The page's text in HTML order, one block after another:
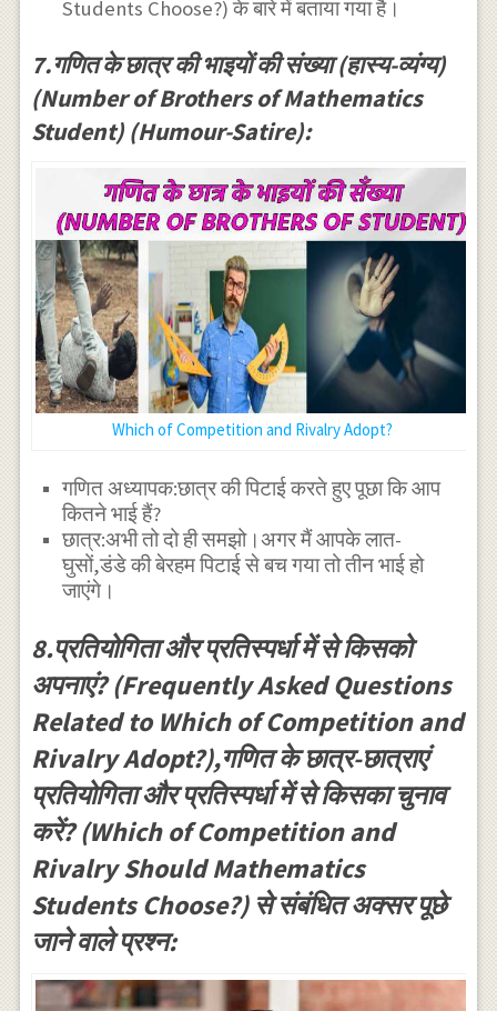
Students Choose?) के बारे में बताया गया है।
7.गणित के छात्र की भाइयों की संख्या (हास्य-व्यंग्य)
(Number of Brothers of Mathematics
Student) (Humour-Satire):
Which of Competition and Rivalry Adopt?
गणित अध्यापक:छात्र की पिटाई करते हुए पूछा कि आप
कितने भाई हैं?
छात्र:अभी तो दो ही समझो।अगर मैं आपके लात-
घुसों,डंडे की बेरहम पिटाई से बच गया तो तीन भाई हो
जाएंगे।
8.प्रतियोगिता और प्रतिस्पर्धा में से किसको
अपनाएं? (Frequently Asked Questions
Related to Which of Competition and
Rivalry Adopt?),गणित के छात्र-छात्राएं
प्रतियोगिता और प्रतिस्पर्धा में से किसका चुनाव
करें? (Which of Competition and
Rivalry Should Mathematics
Students Choose?) से संबंधित अक्सर पूछे
जाने वाले प्रश्न: